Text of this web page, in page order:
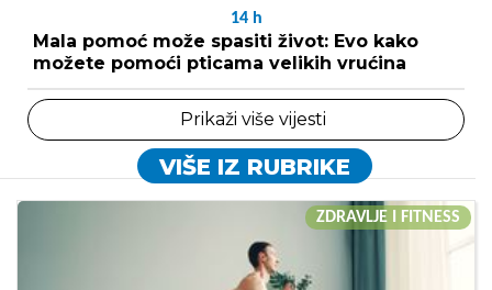
14 h
Mala pomoć može spasiti život: Evo kako
možete pomoći pticama velikih vrućina
Prikaži više vijesti
VIŠE IZ RUBRIKE
ZDRAVLJE I FITNESS